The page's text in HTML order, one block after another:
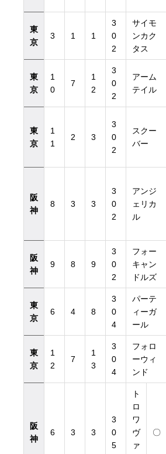
東
京
3 1 1
3
0
2
サイモ
ンカク
タス
東
京
1
0
7
1
2
3
0
2
アーム
テイル
東
京
1
1
2 3
3
0
2
スクー
バー
阪
神
8 3 3
3
0
2
アンジ
ェリカ
ル
阪
神
9 8 9
3
0
2
フォー
キャン
ドルズ
東
京
6 4 8
3
0
4
パーテ
ィーガ
ール
東
京
1
2
7
1
3
3
0
4
フォロ
ーウィ
ンド
阪
神
6 3 3
3
0
5
ト
ロ
ワ
ヴ
ァ
〇